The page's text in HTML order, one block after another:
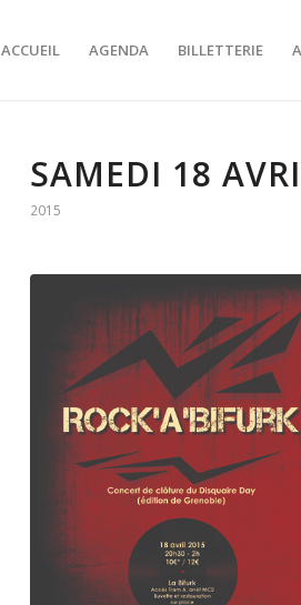
ACCUEIL AGENDA BILLETTERIE
SAMEDI 18
2015